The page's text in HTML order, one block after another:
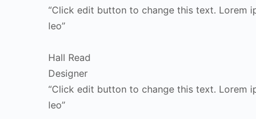
“Click edit button to change this text. Lorem
leo”
Hall Read
Designer
“Click edit button to change this text. Lorem
leo”